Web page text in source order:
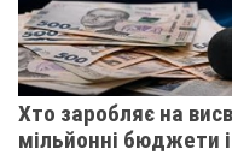
Хто заробляє на
мільйонні бюджети